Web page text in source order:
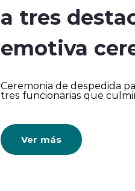
a tres
emotiva
Ceremonia de despedida
tres funcionarias que
Ver más